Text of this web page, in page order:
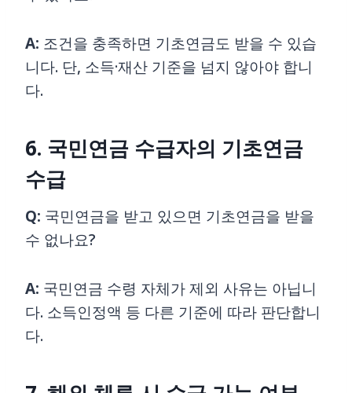
A:조건을 충족하면 기초연금도 받을 수 있습
니다. 단, 소득·재산 기준을 넘지 않아야 합니
다.
6. 국민연금 수급자의 기초연금
수급
Q:국민연금을 받고 있으면 기초연금을 받을
수 없나요?
A:국민연금 수령 자체가 제외 사유는 아닙니
다. 소득인정액 등 다른 기준에 따라 판단합니
다.